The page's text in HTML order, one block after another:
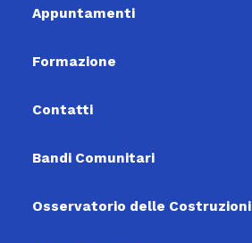
Appuntamenti
Formazione
Contatti
Bandi Comunitari
Osservatorio delle Costruzioni